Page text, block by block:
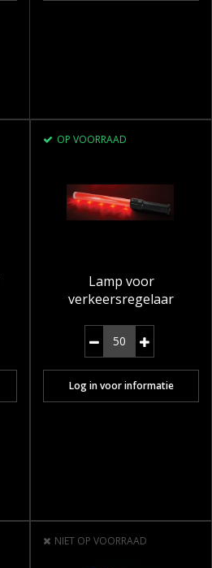
OP VOORRAAD
Lamp voor
verkeersregelaar
Log in voor informatie
NIET OP VOORRAAD